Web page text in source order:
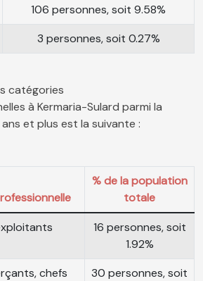
106 personnes, soit 9.58%
3 personnes, soit 0.27%
catégories
à Kermaria-Sulard parmi la
et plus est la suivante :
% de la population
totale
16 personnes, soit
1.92%
chefs
30 personnes, soit